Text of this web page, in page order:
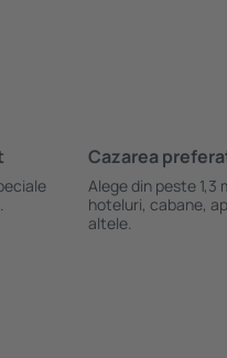
Cazarea
Alege din peste 1,3
hoteluri, cabane,
altele.